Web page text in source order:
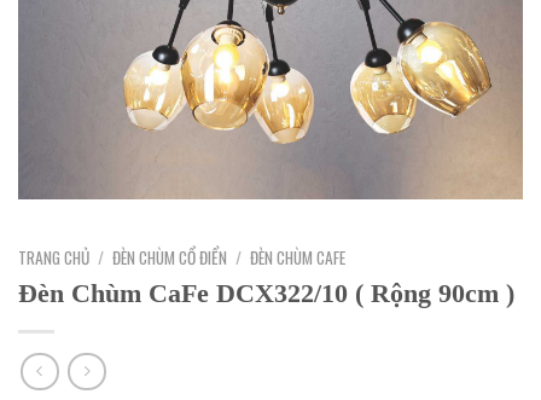
TRANG CHỦ / ĐÈN CHÙM CỔ ĐIỂN / ĐÈN CHÙM CAFE
Đèn Chùm CaFe DCX322/10 ( Rộng 90cm )